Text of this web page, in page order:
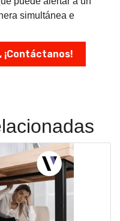
simultánea e
¡Contáctanos!